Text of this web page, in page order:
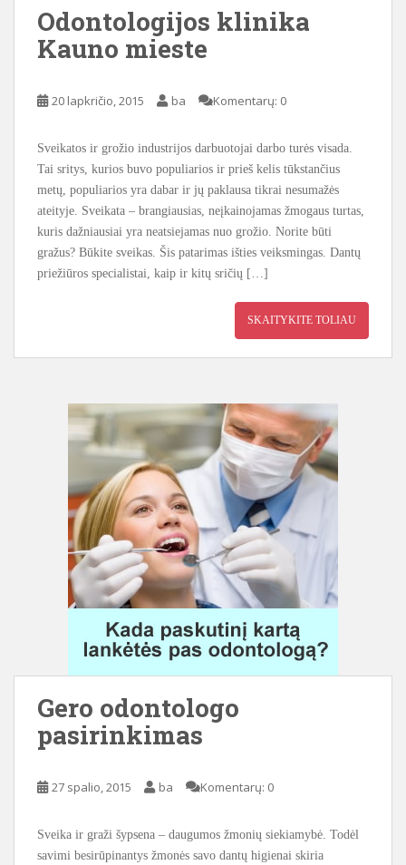
Odontologijos klinika
Kauno mieste
20 lapkričio, 2015 ba Komentarų: 0
Sveikatos ir grožio industrijos darbuotojai darbo turės visada.
Tai sritys, kurios buvo populiarios ir prieš kelis tūkstančius
metų, populiarios yra dabar ir jų paklausa tikrai nesumažės
ateityje. Sveikata – brangiausias, neįkainojamas žmogaus turtas,
kuris dažniausiai yra neatsiejamas nuo grožio. Norite būti
gražus? Būkite sveikas. Šis patarimas išties veiksmingas. Dantų
priežiūros specialistai, kaip ir kitų sričių […]
SKAITYKITE TOLIAU
Gero odontologo
pasirinkimas
27 spalio, 2015 ba Komentarų: 0
Sveika ir graži šypsena – daugumos žmonių siekiamybė. Todėl
savimi besirūpinantys žmonės savo dantų higienai skiria